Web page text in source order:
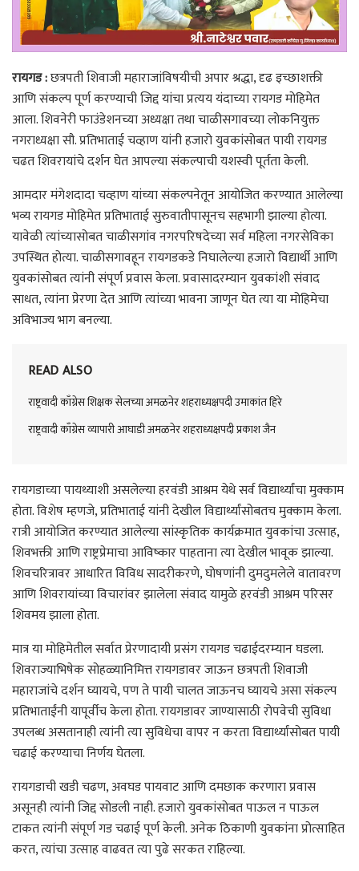
रायगड :छत्रपती शिवाजी महाराजांविषयीची अपार श्रद्धा, दृढ इच्छाशक्ती
आणि संकल्प पूर्ण करण्याची जिद्द यांचा प्रत्यय यंदाच्या रायगड मोहिमेत
आला. शिवनेरी फाउंडेशनच्या अध्यक्षा तथा चाळीसगावच्या लोकनियुक्त
नगराध्यक्षा सौ. प्रतिभाताई चव्हाण यांनी हजारो युवकांसोबत पायी रायगड
चढत शिवरायांचे दर्शन घेत आपल्या संकल्पाची यशस्वी पूर्तता केली.
आमदार मंगेशदादा चव्हाण यांच्या संकल्पनेतून आयोजित करण्यात आलेल्या
भव्य रायगड मोहिमेत प्रतिभाताई सुरुवातीपासूनच सहभागी झाल्या होत्या.
यावेळी त्यांच्यासोबत चाळीसगांव नगरपरिषदेच्या सर्व महिला नगरसेविका
उपस्थित होत्या. चाळीसगावहून रायगडकडे निघालेल्या हजारो विद्यार्थी आणि
युवकांसोबत त्यांनी संपूर्ण प्रवास केला. प्रवासादरम्यान युवकांशी संवाद
साधत, त्यांना प्रेरणा देत आणि त्यांच्या भावना जाणून घेत त्या या मोहिमेचा
अविभाज्य भाग बनल्या.
READ ALSO
राष्ट्रवादी काँग्रेस शिक्षक सेलच्या अमळनेर शहराध्यक्षपदी उमाकांत हिरे
राष्ट्रवादी काँग्रेस व्यापारी आघाडी अमळनेर शहराध्यक्षपदी प्रकाश जैन
रायगडाच्या पायथ्याशी असलेल्या हरवंडी आश्रम येथे सर्व विद्यार्थ्यांचा मुक्काम
होता. विशेष म्हणजे, प्रतिभाताई यांनी देखील विद्यार्थ्यांसोबतच मुक्काम केला.
रात्री आयोजित करण्यात आलेल्या सांस्कृतिक कार्यक्रमात युवकांचा उत्साह,
शिवभक्ती आणि राष्ट्रप्रेमाचा आविष्कार पाहताना त्या देखील भावूक झाल्या.
शिवचरित्रावर आधारित विविध सादरीकरणे, घोषणांनी दुमदुमलेले वातावरण
आणि शिवरायांच्या विचारांवर झालेला संवाद यामुळे हरवंडी आश्रम परिसर
शिवमय झाला होता.
मात्र या मोहिमेतील सर्वात प्रेरणादायी प्रसंग रायगड चढाईदरम्यान घडला.
शिवराज्याभिषेक सोहळ्यानिमित्त रायगडावर जाऊन छत्रपती शिवाजी
महाराजांचे दर्शन घ्यायचे, पण ते पायी चालत जाऊनच घ्यायचे असा संकल्प
प्रतिभाताईंनी यापूर्वीच केला होता. रायगडावर जाण्यासाठी रोपवेची सुविधा
उपलब्ध असतानाही त्यांनी त्या सुविधेचा वापर न करता विद्यार्थ्यांसोबत पायी
चढाई करण्याचा निर्णय घेतला.
रायगडाची खडी चढण, अवघड पायवाट आणि दमछाक करणारा प्रवास
असूनही त्यांनी जिद्द सोडली नाही. हजारो युवकांसोबत पाऊल न पाऊल
टाकत त्यांनी संपूर्ण गड चढाई पूर्ण केली. अनेक ठिकाणी युवकांना प्रोत्साहित
करत, त्यांचा उत्साह वाढवत त्या पुढे सरकत राहिल्या.